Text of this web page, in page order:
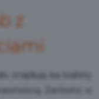
z
znajdują się toalety
Zarówno w